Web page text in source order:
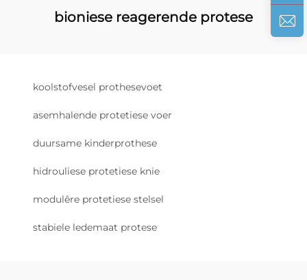
bioniese reagerende protese
koolstofvesel prothesevoet
asemhalende protetiese voer
duursame kinderprothese
hidrouliese protetiese knie
modulêre protetiese stelsel
stabiele ledemaat protese